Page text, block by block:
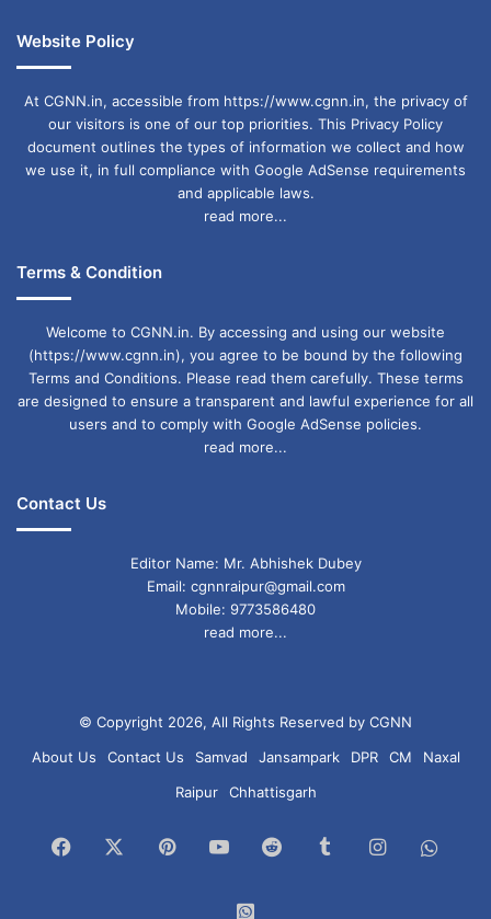
Website Policy
At CGNN.in, accessible from https://www.cgnn.in, the privacy of
our visitors is one of our top priorities. This Privacy Policy
document outlines the types of information we collect and how
we use it, in full compliance with Google AdSense requirements
and applicable laws.
read more...
Terms & Condition
Welcome to CGNN.in. By accessing and using our website
(https://www.cgnn.in), you agree to be bound by the following
Terms and Conditions. Please read them carefully. These terms
are designed to ensure a transparent and lawful experience for all
users and to comply with Google AdSense policies.
read more...
Contact Us
Editor Name: Mr. Abhishek Dubey
Email: cgnnraipur@gmail.com
Mobile: 9773586480
read more...
© Copyright 2026, All Rights Reserved by CGNN
About Us
Contact Us Samvad Jansampark DPR CM
Naxal
Raipur
Chhattisgarh
Facebook PinterestYouTubeReddit TumblrInstagram